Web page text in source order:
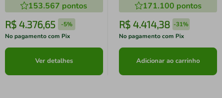
153.567 pontos
R$ 4.376,65 -5%
No pagamento com Pix
Ver detalhes
171.100 pontos
R$ 4.414,38 -31%
No pagamento com Pix
Adicionar ao carrinho